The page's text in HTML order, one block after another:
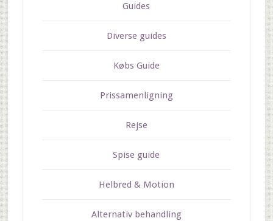
Guides
Diverse guides
Købs Guide
Prissamenligning
Rejse
Spise guide
Helbred & Motion
Alternativ behandling